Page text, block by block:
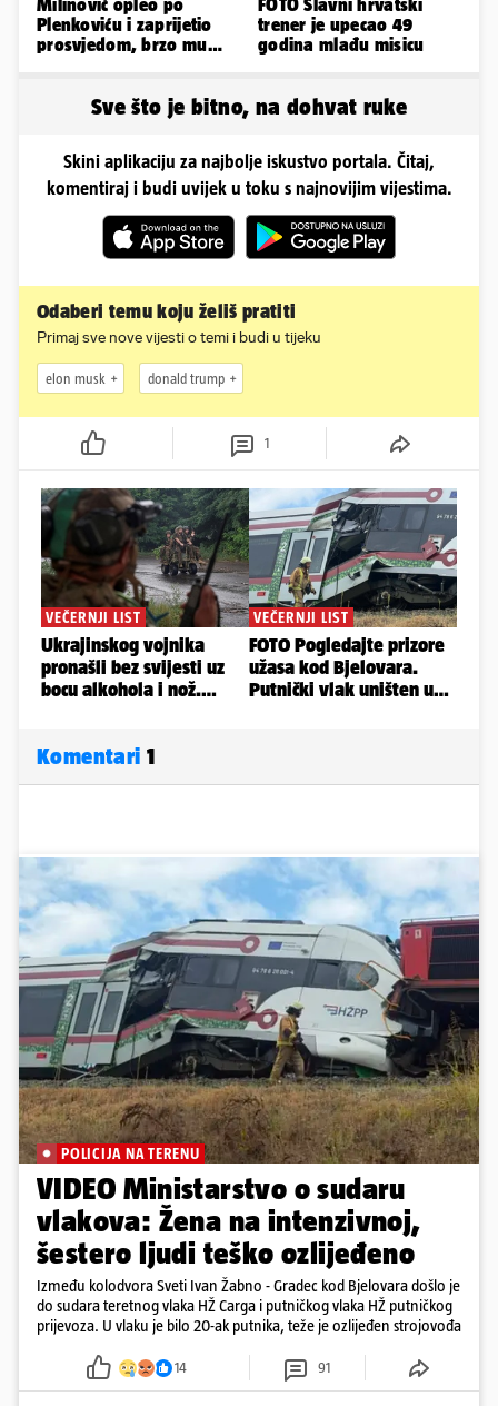
Milinović opleo po
Plenkoviću i zaprijetio
prosvjedom, brzo mu
FOTO Slavni hrvatski
trener je upecao 49
godina mlađu misicu
Sve što je bitno, na dohvat ruke
Skini aplikaciju za najbolje iskustvo portala. Čitaj,
komentiraj i budi uvijek u toku s najnovijim vijestima.
Odaberi temu koju želiš pratiti
Primaj sve nove vijesti o temi i budi u tijeku
elon musk donald trump
1
Komentari 1
POLICIJA NA TERENU
VIDEO Ministarstvo o sudaru
vlakova: Žena na intenzivnoj,
šestero ljudi teško ozlijeđeno
Između kolodvora Sveti Ivan Žabno - Gradec kod Bjelovara došlo je
do sudara teretnog vlaka HŽ Carga i putničkog vlaka HŽ putničkog
prijevoza. U vlaku je bilo 20-ak putnika, teže je ozlijeđen strojovođa
14 91